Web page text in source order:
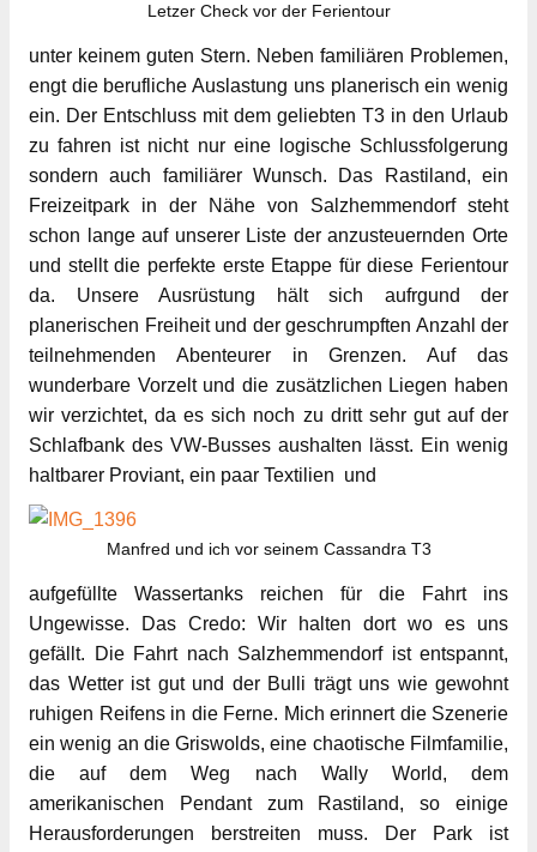
Letzer Check vor der Ferientour
unter keinem guten Stern. Neben familiären Problemen,
engt die berufliche Auslastung uns planerisch ein wenig
ein. Der Entschluss mit dem geliebten T3 in den Urlaub
zu fahren ist nicht nur eine logische Schlussfolgerung
sondern auch familiärer Wunsch. Das Rastiland, ein
Freizeitpark in der Nähe von Salzhemmendorf steht
schon lange auf unserer Liste der anzusteuernden Orte
und stellt die perfekte erste Etappe für diese Ferientour
da. Unsere Ausrüstung hält sich aufrgund der
planerischen Freiheit und der geschrumpften Anzahl der
teilnehmenden Abenteurer in Grenzen. Auf das
wunderbare Vorzelt und die zusätzlichen Liegen haben
wir verzichtet, da es sich noch zu dritt sehr gut auf der
Schlafbank des VW-Busses aushalten lässt. Ein wenig
haltbarer Proviant, ein paar Textilien und
Manfred und ich vor seinem Cassandra T3
aufgefüllte Wassertanks reichen für die Fahrt ins
Ungewisse. Das Credo: Wir halten dort wo es uns
gefällt. Die Fahrt nach Salzhemmendorf ist entspannt,
das Wetter ist gut und der Bulli trägt uns wie gewohnt
ruhigen Reifens in die Ferne. Mich erinnert die Szenerie
ein wenig an die Griswolds, eine chaotische Filmfamilie,
die auf dem Weg nach Wally World, dem
amerikanischen Pendant zum Rastiland, so einige
Herausforderungen berstreiten muss. Der Park ist